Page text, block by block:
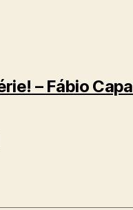
– Fábio